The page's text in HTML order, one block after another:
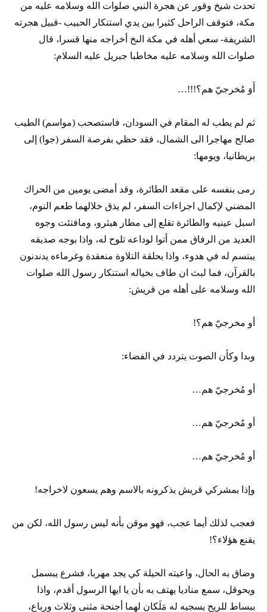
تحدث شيخ وقور عن هجرة النبي صلوات الله وسلامه عليه من
مكة، فتوقف الراحل كثيرا بين يدي استنكار الحبيب -قبيل هجرته
الشريفة- سعي أهله في مكة الىخ أخراجه منها قسرا، قال
صلوات الله وسلامه عليه مخاطبا جبريل عليه السلام:
أَوَ مُخرجيّ هم؟!!!…
ثم لم يطب له المقام في السودان، فاستصحب (مواسم) الطيب
صالح مهاجرا الى الشمال، فقد حظي بفرصة السفر (جوا) إلى
بريطانيا، ويومها:
رمى بنفسه على مقعد الطائرة، وقد أمضى يومين من الحراك
المضني لإكمال اجراءات السفر، لم يذق خلالهما طعم النوم،
اسبل عينيه والطائرة تقلع إلى مطار هيثرو، ومافتئت وجوه
العديد من الرفاق ممن أتوا لوداعه تلوح له، واذا بوجه صديقه
يبتسم له في هدوء، واذا بحلقة التلاوة منعقدة وغرماءه يدندنون
بالقرآن، فما لبث ان طاف بخياله استنكار رسول الله صلوات
الله وسلامه على أهله من قريش:
أو مخرجيّ هم؟!
وبدا وكأن الصوت يتردد في الفضاء:
أو مُخرجيّ هم…
أو مُخرجيّ هم…
أو مُخرجيّ هم…
وإذا بمشركي قريش يذكرونه بالاسم وهم يسعون لاخراجه!
فعجب لذلك أيما عجب، فهو موقن بأنه ليس رسول الله، لكن من
يقنع هؤلاء؟!
وضاق به الحال، واعيته الحيلة كي يجد مهربا، فشرع يبسمل
ويحوقل، سمع مناديا يهتف به بأن يا ايها الرسول أقدم، واذا
ببساط للريح يسجيه له مَلَكان لهما أجنحة مثنى وثلاث ورباع،